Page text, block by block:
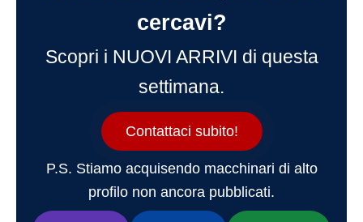
cercavi?
Scopri i NUOVI ARRIVI di questa
settimana.
Contattaci subito!
P.S. Stiamo acquisendo macchinari di alto
profilo non ancora pubblicati.